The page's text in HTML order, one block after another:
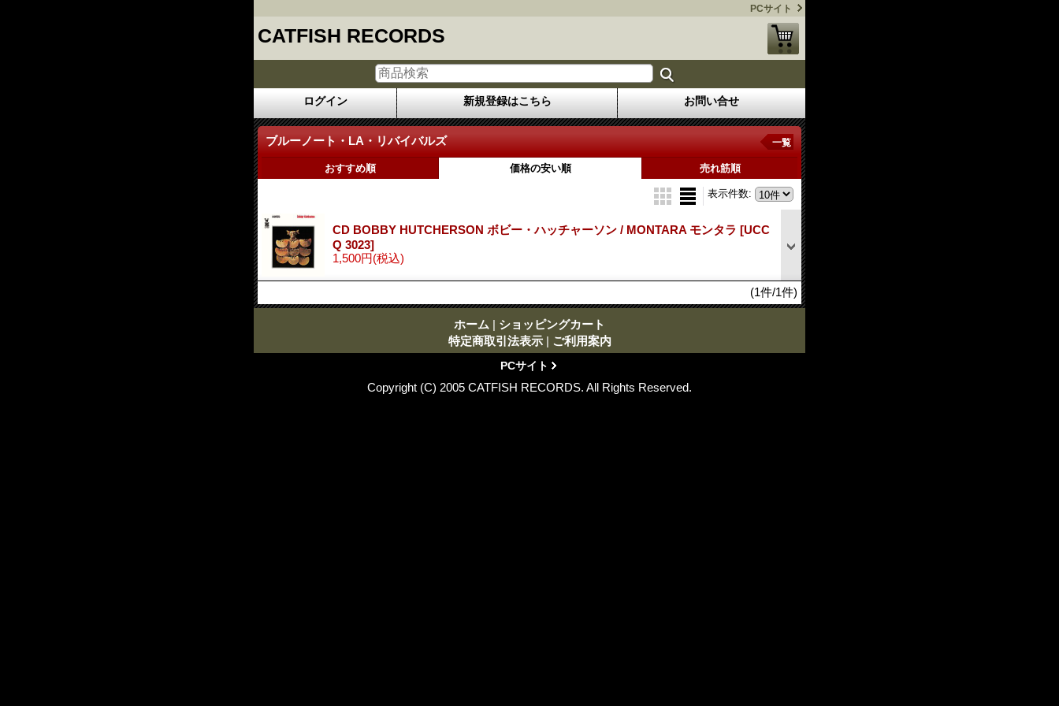
PCサイト
CATFISH RECORDS
ログイン 新規登録はこちら お問い合せ
ブルーノート・LA・リバイバルズ 一覧
おすすめ順 価格の安い順 売れ筋順
表示件数:
CD BOBBY HUTCHERSON ボビー・ハッチャーソン / MONTARA モンタラ [UCC
Q 3023]
1,500円(税込)
(1件/1件)
ホーム | ショッピングカート
特定商取引法表示 | ご利用案内
PCサイト
Copyright (C) 2005 CATFISH RECORDS. All Rights Reserved.